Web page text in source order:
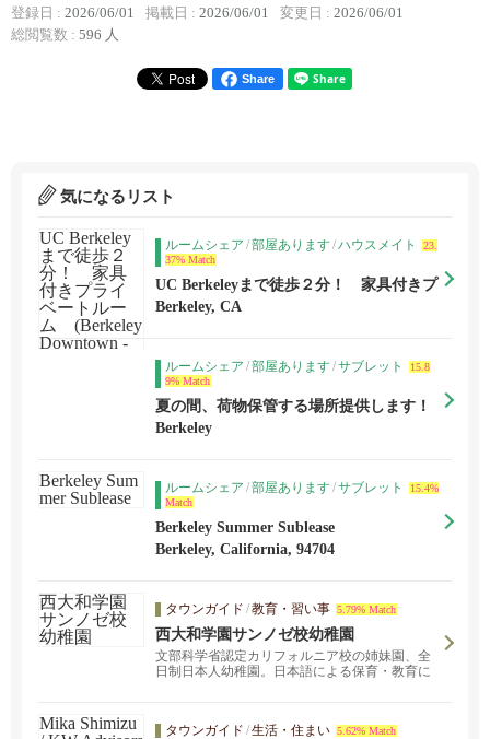
登録日 : 2026/06/01 掲載日 : 2026/06/01 変更日 : 2026/06/01
総閲覧数 : 596 人
Share
気になるリスト
ルームシェア /部屋あります/ハウスメイト
23.
37% Match
UC Berkeleyまで徒歩２分！ 家具付きプ
ライベートルーム (Berkeley Downtown
- 治安のいいNorthside側）
Berkeley, CA
ルームシェア /部屋あります/サブレット
15.8
9% Match
夏の間、荷物保管する場所提供します！
Berkeley
ルームシェア /部屋あります/サブレット
15.4%
Match
Berkeley Summer Sublease
Berkeley, California, 94704
タウンガイド /教育・習い事 5.79% Match
西大和学園サンノゼ校幼稚園
文部科学省認定カリフォルニア校の姉妹園、全
日制日本人幼稚園。日本語による保育・教育に
タウンガイド /生活・住まい 5.62% Match